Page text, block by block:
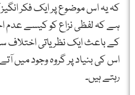
کہ یہ اس موضوع پر ایک فکر
ہے کہ لفظی نزاع کو کیسے عدم
کے باعث ایک نظریاتی اختلاف
اس کی بنیاد پر گروہ وجود میں آتے
رہتے ہیں۔